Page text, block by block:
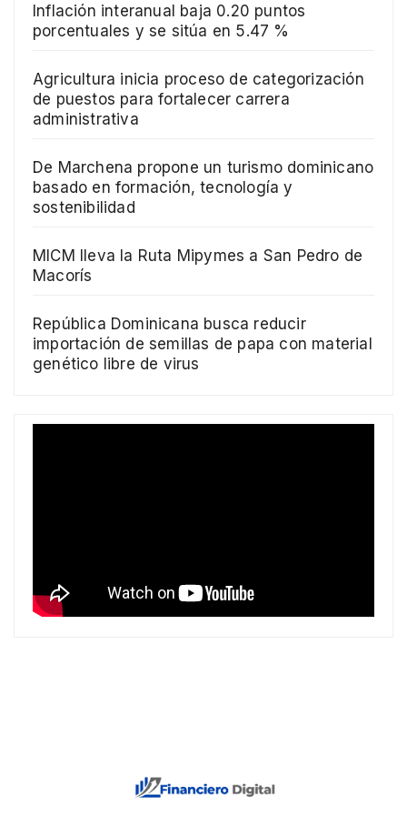
Inflación interanual baja 0.20 puntos
porcentuales y se sitúa en 5.47 %
Agricultura inicia proceso de categorización
de puestos para fortalecer carrera
administrativa
De Marchena propone un turismo dominicano
basado en formación, tecnología y
sostenibilidad
MICM lleva la Ruta Mipymes a San Pedro de
Macorís
República Dominicana busca reducir
importación de semillas de papa con material
genético libre de virus